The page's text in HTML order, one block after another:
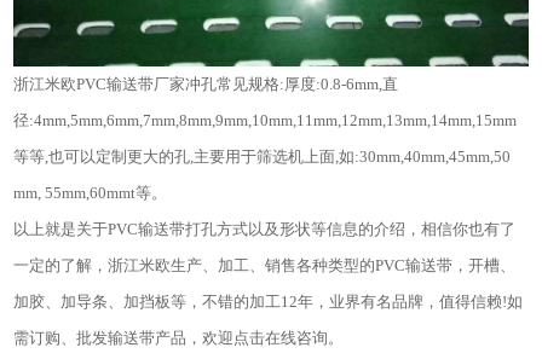
浙江米欧PVC输送带厂家冲孔常见规格:厚度:0.8-6mm,直
径:4mm,5mm,6mm,7mm,8mm,9mm,10mm,11mm,12mm,13mm,14mm,15mm
等等,也可以定制更大的孔,主要用于筛选机上面,如:30mm,40mm,45mm,50
mm, 55mm,60mmt等。
以上就是关于PVC输送带打孔方式以及形状等信息的介绍，相信你也有了
一定的了解，浙江米欧生产、加工、销售各种类型的PVC输送带，开槽、
加胶、加导条、加挡板等，不错的加工12年，业界有名品牌，值得信赖!如
需订购、批发输送带产品，欢迎点击在线咨询。